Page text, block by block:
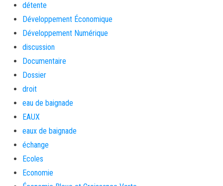
détente
Développement Économique
Développement Numérique
discussion
Documentaire
Dossier
droit
eau de baignade
EAUX
eaux de baignade
échange
Ecoles
Economie